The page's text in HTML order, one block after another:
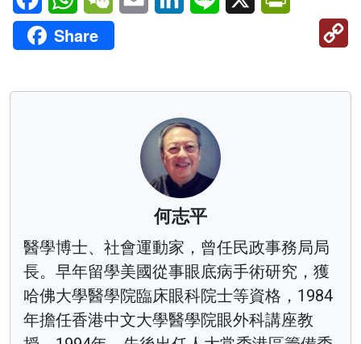
Share
何志平
醫學博士、社會運動家，曾任民政事務局局
長。早年留學美國從事眼底病手術研究，獲
哈佛大學醫學院臨床眼科院士等資格，1984
年擔任香港中文大學醫學院眼外科講座教